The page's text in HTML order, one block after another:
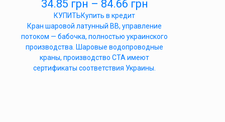
34.85 грн – 84.66 грн
КУПИТЬКупить в кредит
Кран шаровой латунный ВВ, управление
потоком — бабочка, полностью украинского
производства. Шаровые водопроводные
краны, производство СТА имеют
сертификаты соответствия Украины.